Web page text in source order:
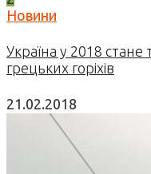
Новини
Україна у 2018 стане
грецьких горіхів
21.02.2018